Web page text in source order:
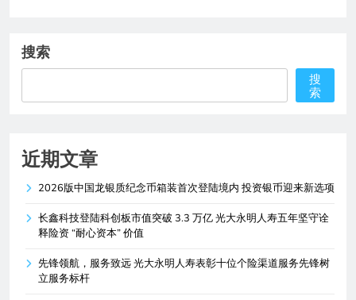
搜索
搜
索
近期文章
2026版中国龙银质纪念币箱装首次登陆境内 投资银币迎来新选项
长鑫科技登陆科创板市值突破 3.3 万亿 光大永明人寿五年坚守诠
释险资 “耐心资本” 价值
先锋领航，服务致远 光大永明人寿表彰十位个险渠道服务先锋树
立服务标杆